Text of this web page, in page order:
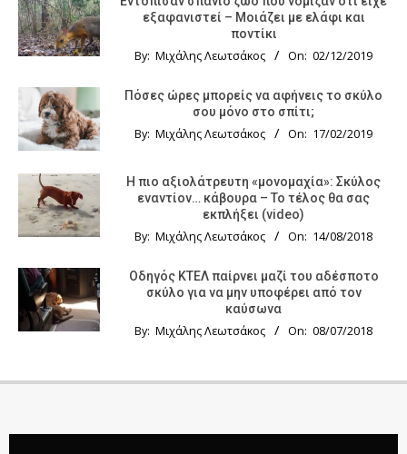
εξαφανιστεί – Μοιάζει με ελάφι και
ποντίκι
By: Μιχάλης Λεωτσάκος On: 02/12/2019
Πόσες ώρες μπορείς να αφήνεις το σκύλο
σου μόνο στο σπίτι;
By: Μιχάλης Λεωτσάκος On: 17/02/2019
Η πιο αξιολάτρευτη «μονομαχία»: Σκύλος
εναντίον… κάβουρα – Το τέλος θα σας
εκπλήξει (video)
By: Μιχάλης Λεωτσάκος On: 14/08/2018
Οδηγός KTΕΛ παίρνει μαζί του αδέσποτο
σκύλο για να μην υποφέρει από τον
καύσωνα
By: Μιχάλης Λεωτσάκος On: 08/07/2018